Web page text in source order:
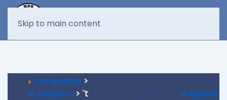
Skip to main content
Competites >
1e League C > `t
<
Volgende